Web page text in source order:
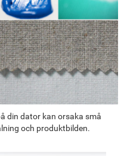
din dator kan orsaka små
och produktbilden.